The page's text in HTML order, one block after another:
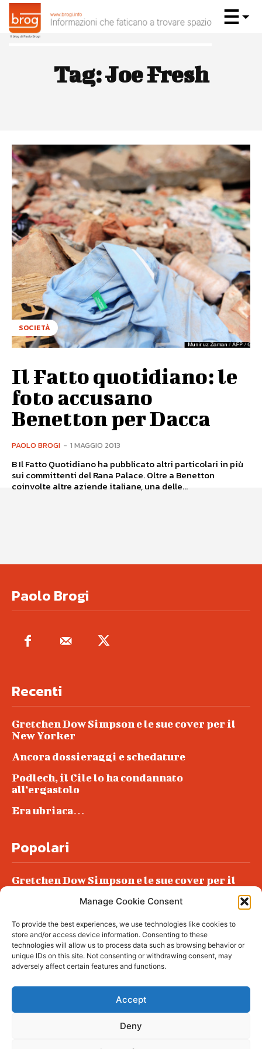
Manage Cookie Consent
To provide the best experiences, we use technologies like cookies to
store and/or access device information. Consenting to these
technologies will allow us to process data such as browsing behavior or
unique IDs on this site. Not consenting or withdrawing consent, may
adversely affect certain features and functions.
Accept
Deny
Tag:Joe Fresh
SOCIETÀ
Il Fatto quotidiano: le
foto accusano
Benetton per Dacca
PAOLO BROGI - 1 MAGGIO 2013
B Il Fatto Quotidiano ha pubblicato altri particolari in più
sui committenti del Rana Palace. Oltre a Benetton
coinvolte altre aziende italiane, una delle...
Paolo Brogi
Recenti
Gretchen Dow Simpson e le sue cover per il
New Yorker
Ancora dossieraggi e schedature
Podlech, il Cile lo ha condannato
all’ergastolo
Era ubriaca…
Popolari
Gretchen Dow Simpson e le sue cover per il
Podlech, il Cile lo ha condannato
all’ergastolo
Era ubriaca…
© tagDiv - All rights reserved. Made with